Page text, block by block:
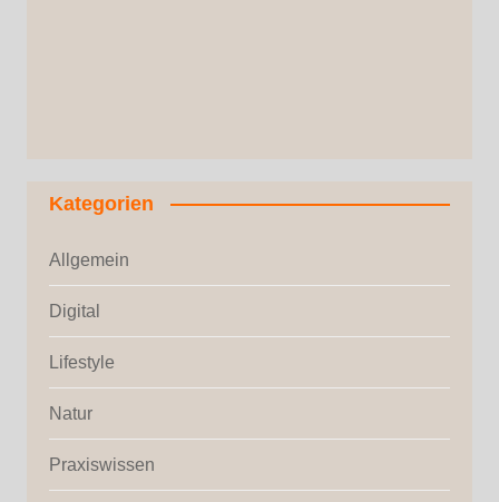
Kategorien
Allgemein
Digital
Lifestyle
Natur
Praxiswissen